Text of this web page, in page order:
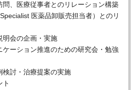
問、医療従事者とのリレーション構築
医薬品卸販売担当者）とのリ
明会の企画・実施
ケーション推進のための研究会・勉強
検討・治療提案の実施
ト